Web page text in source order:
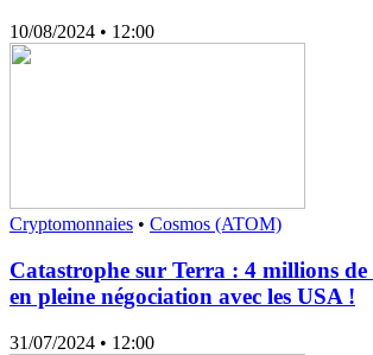
10/08/2024 • 12:00
Cryptomonnaies • Cosmos (ATOM)
Catastrophe sur Terra : 4 millions de
en pleine négociation avec les USA !
31/07/2024 • 12:00